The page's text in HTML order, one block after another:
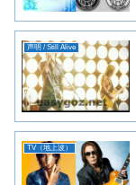
声明 / Still Alive
TV（地上波）